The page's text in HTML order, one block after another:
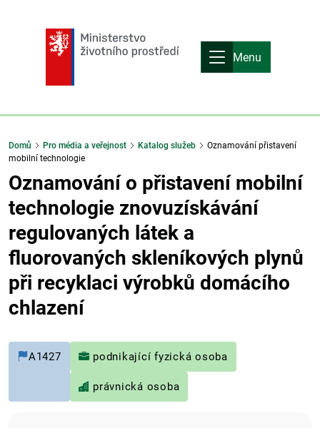
Menu
Domů Pro média a veřejnost Katalog služeb
Oznamování přistavení
mobilní technologie
Oznamování o přistavení mobilní
technologie znovuzískávání
regulovaných látek a
fluorovaných skleníkových plynů
při recyklaci výrobků domácího
chlazení
A1427 podnikající fyzická osoba
právnická osoba